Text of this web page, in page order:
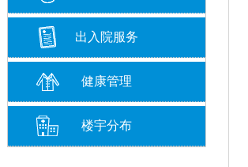
出入院服务
健康管理
楼宇分布